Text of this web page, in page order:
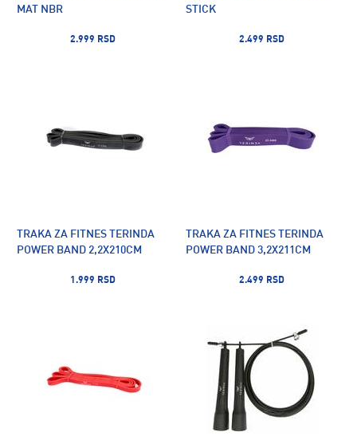
MAT NBR
2.999 RSD
STICK
2.499 RSD
TRAKA ZA FITNES TERINDA
POWER BAND 2,2X210CM
1.999 RSD
TRAKA ZA FITNES TERINDA
POWER BAND 3,2X211CM
2.499 RSD